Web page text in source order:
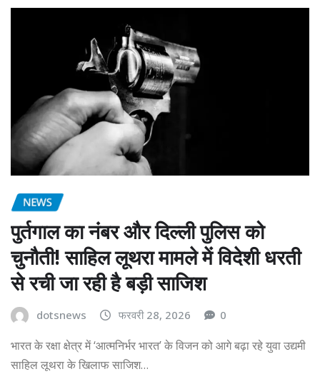
NEWS
पुर्तगाल का नंबर और दिल्ली पुलिस को
चुनौती! साहिल लूथरा मामले में विदेशी धरती
से रची जा रही है बड़ी साजिश
dotsnews फरवरी 28, 2026 0
भारत के रक्षा क्षेत्र में ‘आत्मनिर्भर भारत’ के विजन को आगे बढ़ा रहे युवा उद्यमी
साहिल लूथरा के खिलाफ साजिश…